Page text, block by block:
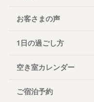
お客さまの声
1日の過ごし方
空き室カレンダー
ご宿泊予約